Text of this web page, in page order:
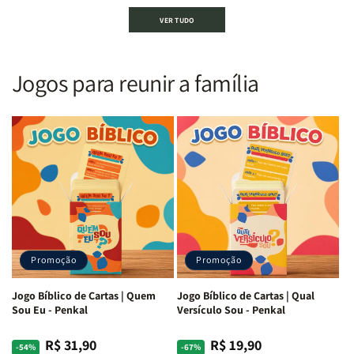
Almeida
Letra
Média
Full
Color
Brochura
Rei
Leão
Bíblia
Almeida
Letra
Média
&amp;
Full
Color
|
Brochura
|
Rei
Leão
Bíblia
PPM
|
|
Full
Color
Capa
Dura
Harpa
|
-
Cruz
Laranja
|
Full
Color
|
Capa
Dura
Harpa
|
-
Cruz
Laranja
VER TUDO
Jogos para reunir a família
Promoção
Jogo Bíblico de Cartas | Quem
Sou Eu - Penkal
-54%
Preço
PreçoR$ 31,90
Promoção
Jogo Bíblico de Cartas | Qual
Versículo Sou - Penkal
-67%
Preço
PreçoR$ 19,90